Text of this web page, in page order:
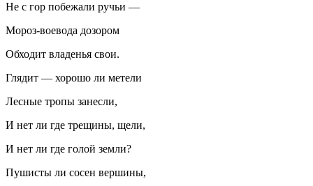
Не с гор побежали ручьи —
Мороз-воевода дозором
Обходит владенья свои.
Глядит — хорошо ли метели
Лесные тропы занесли,
И нет ли где трещины, щели,
И нет ли где голой земли?
Пушисты ли сосен вершины,